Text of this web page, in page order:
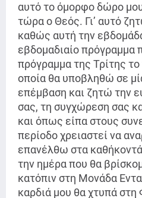
αυτό το όμορφο δώρο μου
τώρα ο Θεός. Γι’ αυτό
καθώς αυτή την
εβδομαδιαίο πρόγραμμα
πρόγραμμα της Τρίτης
οποία θα υποβληθώ σε
επέμβαση και ζητώ την
σας, τη συγχώρεση σας
και όπως είπα στους
περίοδο χρειαστεί να
επανέλθω στα
την ημέρα που θα
κατόπιν στη Μονάδα
καρδιά μου θα χτυπά στη